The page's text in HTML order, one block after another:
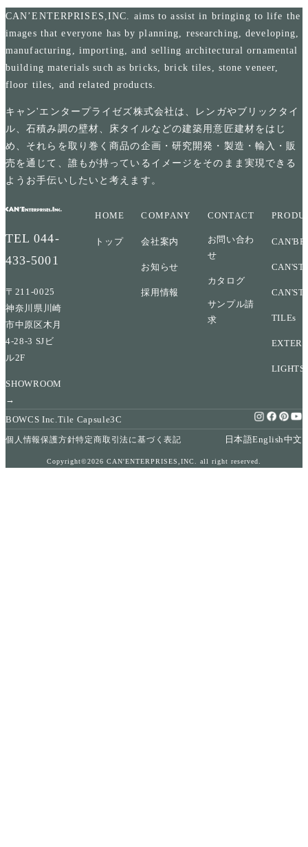
CAN’ENTERPRISES,INC. aims to assist in bringing to life the
images that everyone has by planning, researching, developing,
manufacturing, importing, and selling architectural ornamental
building materials such as bricks, brick tiles, stone veneer,
floor tiles, and related products.
キャン'エンタープライゼズ株式会社は、レンガやブリックタイ
ル、石積み調の壁材、床タイルなどの建築用意匠建材をはじ
め、それらを取り巻く商品の企画・研究開発・製造・輸入・販
売を通じて、誰もが持っているイメージをそのまま実現できる
ようお手伝いしたいと考えます。
TEL044-
433-5001
〒211-0025
神奈川県川崎
市中原区木月
4-28-3 SJビ
ル2F
SHOWROOM
→
HOME
トップ
COMPANY
会社案内
お知らせ
採用情報
CONTACT
お問い合わ
せ
カタログ
サンプル請
求
TILEs
LIGHTS
BOWCS Inc.Tile Capsule3C
個人情報保護方針特定商取引法に基づく表記 日本語English中文
Copyright©2026 CAN'ENTERPRISES,INC. all right reserved.